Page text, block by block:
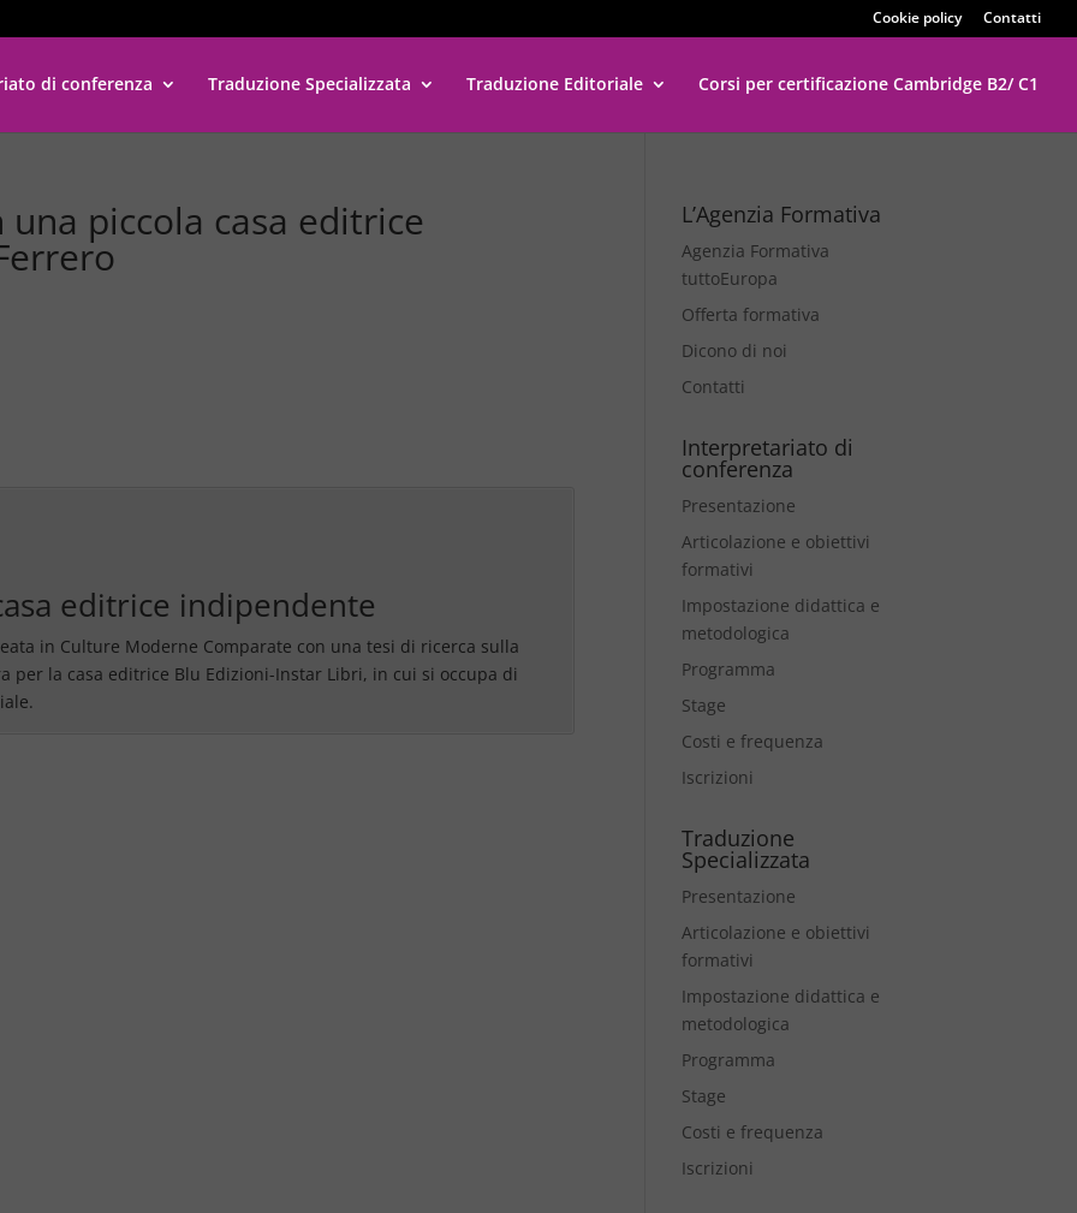
Cookie policy Contatti
di conferenza Traduzione Specializzata Traduzione Editoriale Corsi per certificazione Cambridge B2/ C1
piccola casa editrice
editrice indipendente
in Culture Moderne Comparate con una tesi di ricerca sulla
per la casa editrice Blu Edizioni-Instar Libri, in cui si occupa di
L’Agenzia Formativa
Agenzia Formativa
tuttoEuropa
Offerta formativa
Dicono di noi
Contatti
Interpretariato di
conferenza
Presentazione
Articolazione e obiettivi
formativi
Impostazione didattica e
metodologica
Programma
Stage
Costi e frequenza
Iscrizioni
Traduzione
Specializzata
Presentazione
Articolazione e obiettivi
formativi
Impostazione didattica e
metodologica
Programma
Stage
Costi e frequenza
Iscrizioni